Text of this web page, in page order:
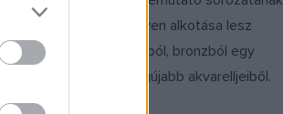
korszakának negyven alkotása lesz
idomok alumíniumból, bronzból egy
festőművész legújabb akvarelljeiből.